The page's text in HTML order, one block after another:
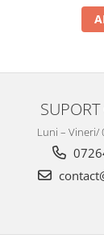
Luni – Vineri/